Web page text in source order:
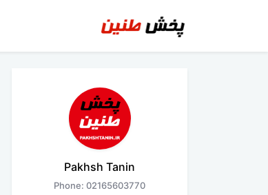
Pakhsh Tanin
Phone: 02165603770